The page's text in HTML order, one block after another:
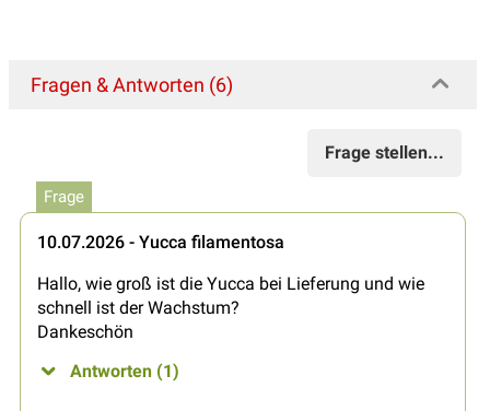
Fragen & Antworten (6)
Frage stellen...
Frage
10.07.2026 - Yucca filamentosa
Hallo, wie groß ist die Yucca bei Lieferung und wie
schnell ist der Wachstum?
Dankeschön
Antworten (1)